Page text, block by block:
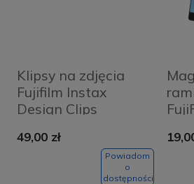
Klipsy na zdjęcia
Fujifilm Instax
Design Clips
Wielokolorowe -
49,00 zł
Powiadom
o
dostępności